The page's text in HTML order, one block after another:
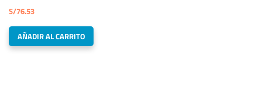
S/76.53
AÑADIR AL CARRITO